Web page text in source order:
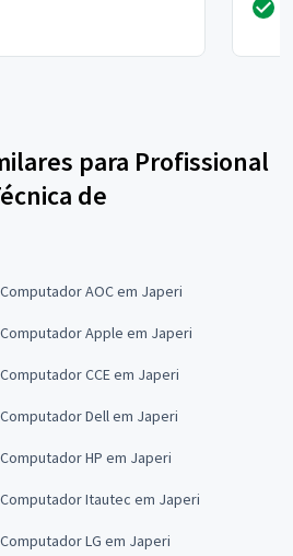
para Profissional
de
AOC em Japeri
Apple em Japeri
CCE em Japeri
Dell em Japeri
HP em Japeri
Itautec em Japeri
LG em Japeri